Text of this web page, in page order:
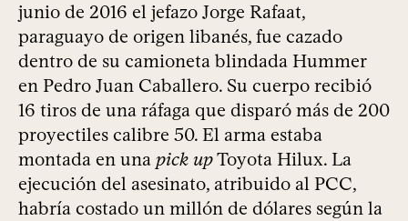
junio de 2016 el jefazo Jorge Rafaat,
paraguayo de origen libanés, fue cazado
dentro de su camioneta blindada Hummer
en Pedro Juan Caballero. Su cuerpo recibió
16 tiros de una ráfaga que disparó más de 200
proyectiles calibre 50. El arma estaba
montada en una pick upToyota Hilux. La
ejecución del asesinato, atribuido al PCC,
habría costado un millón de dólares según la